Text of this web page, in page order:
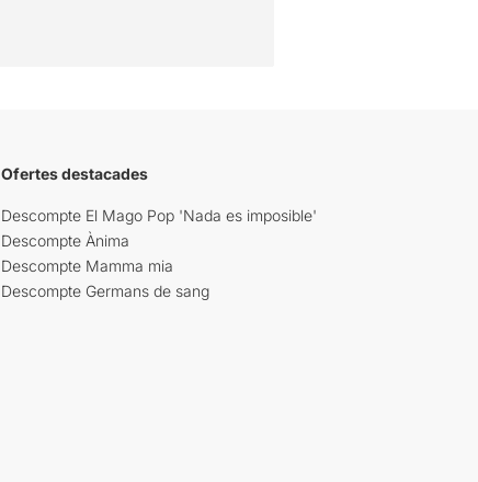
Ofertes destacades
Descompte El Mago Pop 'Nada es imposible'
Descompte Ànima
Descompte Mamma mia
Descompte Germans de sang